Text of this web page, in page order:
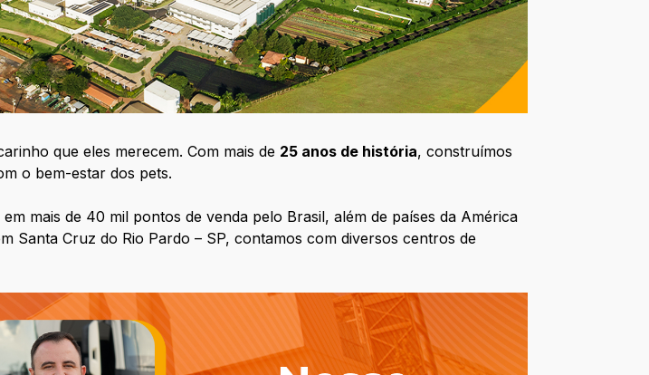
que eles merecem. Com mais de 25 anos de história, construímos
o bem-estar dos pets.
mais de 40 mil pontos de venda pelo Brasil, além de países da América
Santa Cruz do Rio Pardo – SP, contamos com diversos centros de